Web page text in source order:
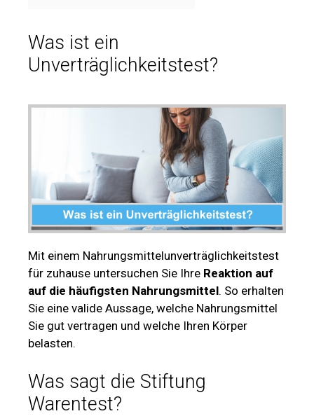
Was ist ein
Unverträglichkeitstest?
Mit einem Nahrungsmittelunverträglichkeitstest
für zuhause untersuchen Sie Ihre Reaktion auf
auf die häufigsten Nahrungsmittel. So erhalten
Sie eine valide Aussage, welche Nahrungsmittel
Sie gut vertragen und welche Ihren Körper
belasten.
Was sagt die Stiftung
Warentest?